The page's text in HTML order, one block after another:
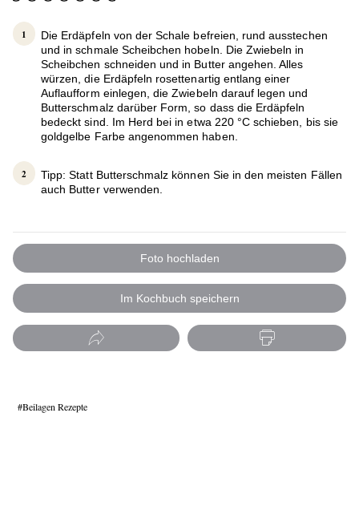
Die Erdäpfeln von der Schale befreien, rund ausstechen
und in schmale Scheibchen hobeln. Die Zwiebeln in
Scheibchen schneiden und in Butter angehen. Alles
würzen, die Erdäpfeln rosettenartig entlang einer
Auflaufform einlegen, die Zwiebeln darauf legen und
Butterschmalz darüber Form, so dass die Erdäpfeln
bedeckt sind. Im Herd bei in etwa 220 °C schieben, bis sie
goldgelbe Farbe angenommen haben.
Tipp: Statt Butterschmalz können Sie in den meisten Fällen
auch Butter verwenden.
Foto hochladen
Im Kochbuch speichern
Beilagen Rezepte